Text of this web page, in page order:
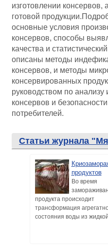
изготовлении
готовой
основные условия
консервов, способы
качества и
описаны методы
консервов, и методы
консервированных
руководством по анализу
консервов и
потребителей.
Статьи журнала
продуктов
Во время
продукта происходит
трансформация
состояния воды из